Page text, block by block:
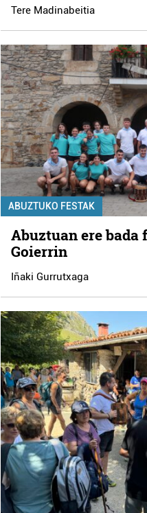
Tere Madinabeitia
ABUZTUKO FESTAK
Abuztuan ere
Goierrin
Iñaki Gurrutxaga